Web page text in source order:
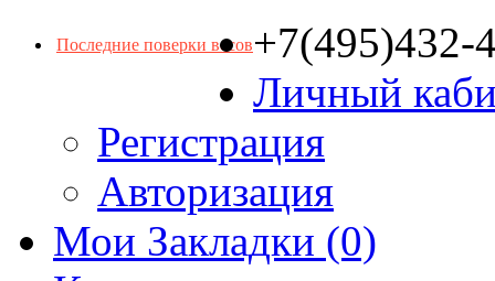
Последние поверки весов+7(495)432-
Личный
Регистрация
Авторизация
Мои Закладки (0)